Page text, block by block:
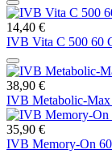
14,40 €
IVB Vita C 500 60
38,90 €
IVB Metabolic-Max
35,90 €
IVB Memory-On 60